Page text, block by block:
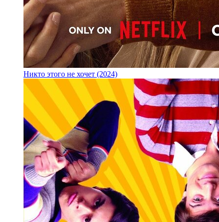
Никто этого не хочет (2024)